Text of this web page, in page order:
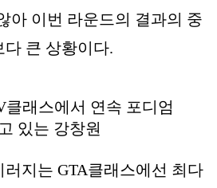
아 이번 라운드의 결과의 중
다 큰 상황이다.
클래스에서 연속 포디엄
있는 강창원
러지는 GTA클래스에선 최다